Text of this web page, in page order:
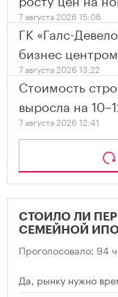
7 августа 2026 15:06
ГК «Галс-
бизнес
7 августа 2026 13:22
Стоимость
выросла на
7 августа 2026 12:41
СТОИЛО ЛИ
СЕМЕЙНОЙ
Проголосовало: 94
Да, рынку нужно